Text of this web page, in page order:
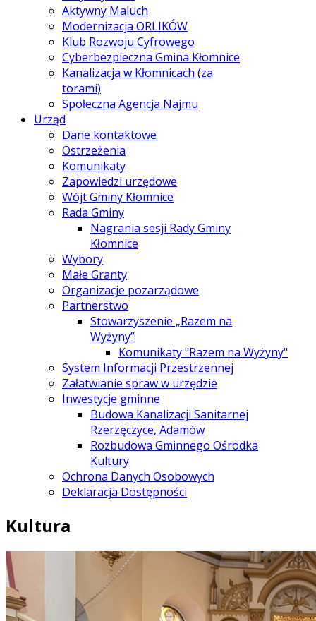
Aktywny Maluch
Modernizacja ORLIKÓW
Klub Rozwoju Cyfrowego
Cyberbezpieczna Gmina Kłomnice
Kanalizacja w Kłomnicach (za
torami)
Społeczna Agencja Najmu
Urząd
Dane kontaktowe
Ostrzeżenia
Komunikaty
Zapowiedzi urzędowe
Wójt Gminy Kłomnice
Rada Gminy
Nagrania sesji Rady Gminy
Kłomnice
Wybory
Małe Granty
Organizacje pozarządowe
Partnerstwo
Stowarzyszenie „Razem na
Wyżyny”
Komunikaty "Razem na Wyżyny"
System Informacji Przestrzennej
Załatwianie spraw w urzędzie
Inwestycje gminne
Budowa Kanalizacji Sanitarnej
Rzerzęczyce, Adamów
Rozbudowa Gminnego Ośrodka
Kultury
Ochrona Danych Osobowych
Deklaracja Dostępności
Kultura